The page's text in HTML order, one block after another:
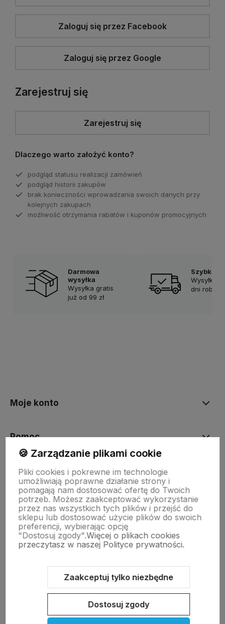
Zaloguj się przez Facebook
Zaloguj się przez Google
Zarejestruj się
Zarejestruj się
Dlaczego warto założyć konto?
podgląd statusu realizacji zamówień
podgląd historii zakupów
brak konieczności wprowadzania swoich danych przy
kolejnych zakupach
możliwość otrzymania rabatów i kuponów promocyjnych
Darmowa
wysyłka
Wysyłka gratis
już od 99 zł
Szybka
Wysyłka
dni
Moje konto
Pomoc
KOLEKCJE
Nasze marki
O nas
Sklep internetowy Shoper Premium
Szablon Shoper Modern 3.0™
🍪 Zarządzanie plikami cookie
Pliki cookies i pokrewne im technologie
umożliwiają poprawne działanie strony i
pomagają nam dostosować ofertę do Twoich
potrzeb. Możesz zaakceptować wykorzystanie
przez nas wszystkich tych plików i przejść do
sklepu lub dostosować użycie plików do swoich
preferencji, wybierając opcję
"Dostosuj zgody".Więcej o plikach cookies
przeczytasz w naszej Polityce prywatności.
Zaakceptuj tylko niezbędne
Dostosuj zgody